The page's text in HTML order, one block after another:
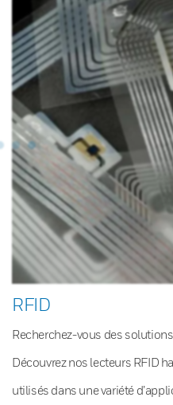
RFID
Recherchez-vous des
Découvrez nos lecteurs RFID
utilisés dans une variété